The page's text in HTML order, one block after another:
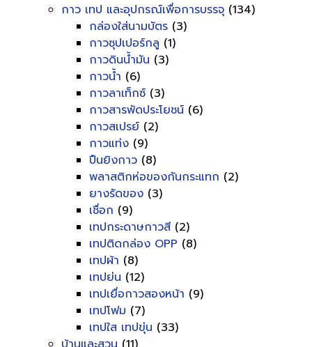
กาว เทป และอุปกรณ์เพื่อการบรรจุ (134)
กล่องใส่นามบัตร (3)
กาวซุปเปอร์กลู (1)
กาวดินน้ำมัน (3)
กาวน้ำ (6)
กาวลาเท็กซ์ (3)
กาวสารพัดประโยชน์ (6)
กาวสเปรย์ (2)
กาวแท่ง (9)
ปืนยิงกาว (8)
พลาสติกห่อของกันกระแทก (2)
ยางรัดของ (3)
เชื่อก (9)
เทปกระดาษกาวสี (2)
เทปติดกล่อง OPP (8)
เทปผ้า (8)
เทปย่น (12)
เทปเยื่อกาวสองหน้า (9)
เทปโฟม (7)
เทปใส เทปขุ่น (33)